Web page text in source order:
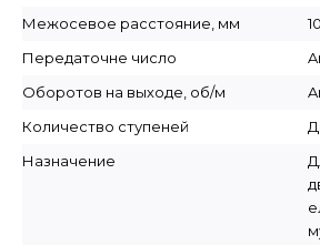
Межосевое расстояние, мм
Передаточне число
Оборотов на выходе, об/м
Количество ступеней
Назначение